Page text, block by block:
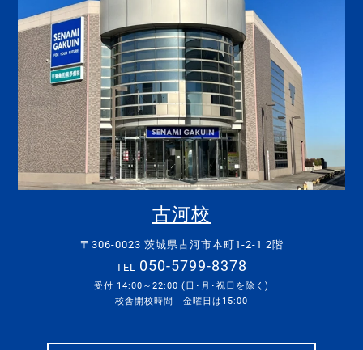
古河校
〒306-0023 茨城県古河市本町1-2-1 2階
TEL 050-5799-8378
受付 14:00～22:00 (日･月･祝日を除く)
校舎開校時間 金曜日は15:00